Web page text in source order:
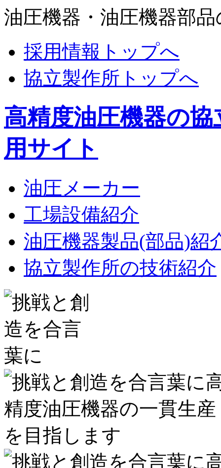
油圧機器・油圧機器部
採用情報トップへ
協立製作所トップへ
高精度油圧機器の
用サイト
油圧メーカー
工場設備紹介
油圧機器製品(部品)紹
協立製作所の技術紹介